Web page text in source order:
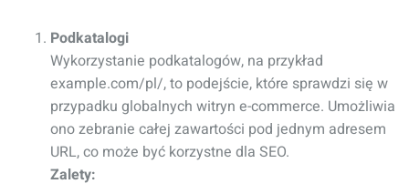
Podkatalogi
Wykorzystanie podkatalogów, na przykład
example.com/pl/, to podejście, które sprawdzi się w
przypadku globalnych witryn e-commerce. Umożliwia
ono zebranie całej zawartości pod jednym adresem
URL, co może być korzystne dla SEO.
Zalety: